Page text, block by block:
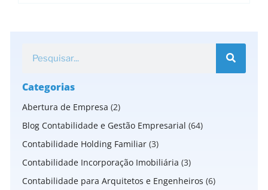
Categorias
Abertura de Empresa (2)
Blog Contabilidade e Gestão Empresarial (64)
Contabilidade Holding Familiar (3)
Contabilidade Incorporação Imobiliária (3)
Contabilidade para Arquitetos e Engenheiros (6)